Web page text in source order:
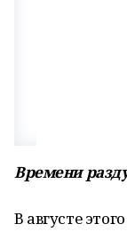
Времени
В августе